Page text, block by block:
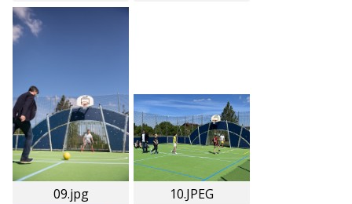
09.jpg 10.JPEG